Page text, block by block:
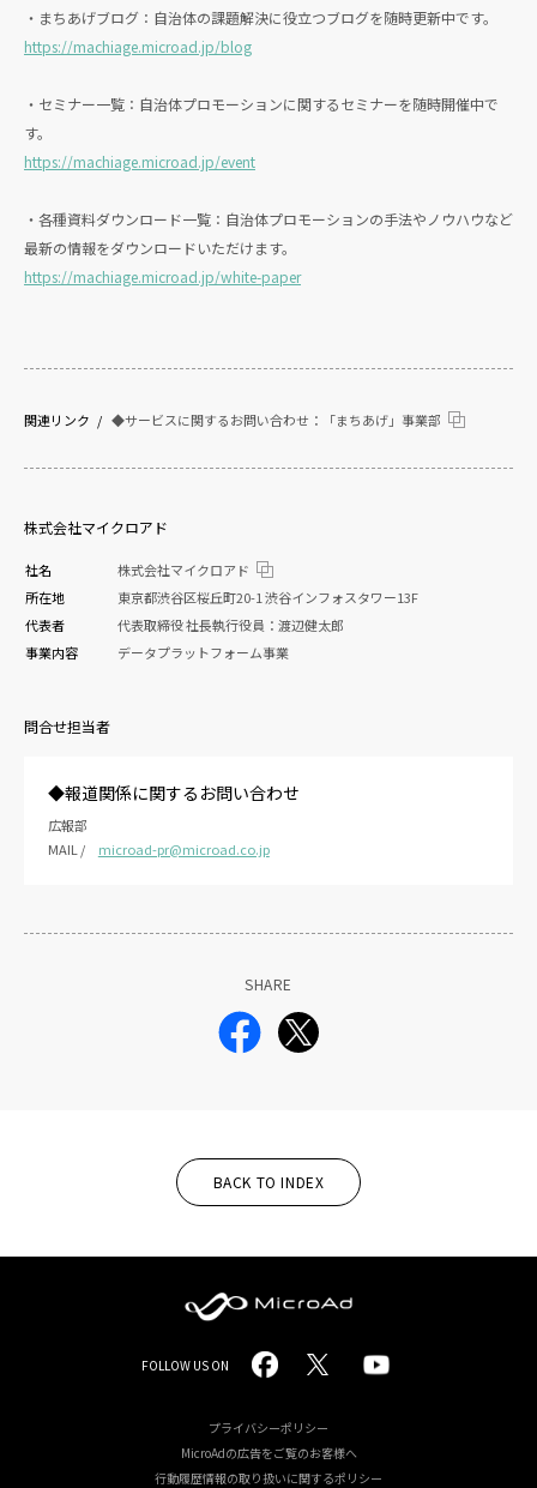
・まちあげブログ：自治体の課題解決に役立つブログを随時更新中です。
https://machiage.microad.jp/blog
・セミナー一覧：自治体プロモーションに関するセミナーを随時開催中で
す。
https://machiage.microad.jp/event
・各種資料ダウンロード一覧：自治体プロモーションの手法やノウハウなど
最新の情報をダウンロードいただけます。
https://machiage.microad.jp/white-paper
関連リンク ◆サービスに関するお問い合わせ：「まちあげ」事業部
株式会社マイクロアド
社名
株式会社マイクロアド
所在地
東京都渋谷区桜丘町20-1 渋谷インフォスタワー13F
代表者
代表取締役 社長執行役員：渡辺健太郎
事業内容
データプラットフォーム事業
問合せ担当者
◆報道関係に関するお問い合わせ
広報部
MAIL /
microad-pr@microad.co.jp
SHARE
BACK TO INDEX
MicroAd
-
Redesigning
the
FOLLOW US ON
プライバシーポリシー
MicroAdの広告をご覧のお客様へ
行動履歴情報の取り扱いに関するポリシー